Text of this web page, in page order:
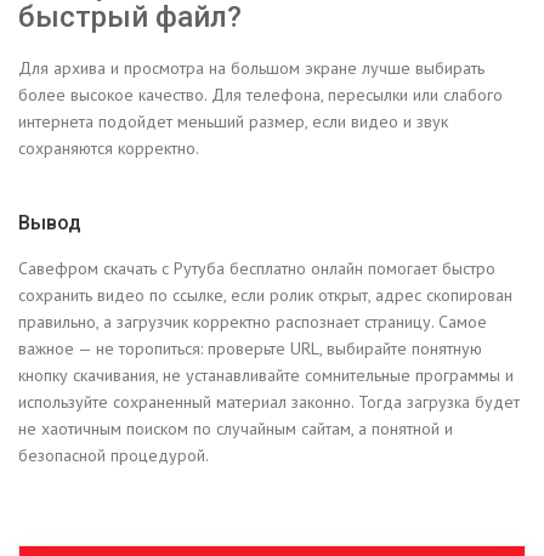
быстрый файл?
Для архива и просмотра на большом экране лучше выбирать
более высокое качество. Для телефона, пересылки или слабого
интернета подойдет меньший размер, если видео и звук
сохраняются корректно.
Вывод
Савефром скачать с Рутуба бесплатно онлайн помогает быстро
сохранить видео по ссылке, если ролик открыт, адрес скопирован
правильно, а загрузчик корректно распознает страницу. Самое
важное — не торопиться: проверьте URL, выбирайте понятную
кнопку скачивания, не устанавливайте сомнительные программы и
используйте сохраненный материал законно. Тогда загрузка будет
не хаотичным поиском по случайным сайтам, а понятной и
безопасной процедурой.